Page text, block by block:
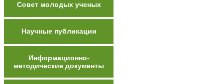
Совет молодых ученых
Научные публикации
Информационно-
методические документы